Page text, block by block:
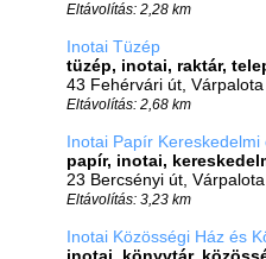
Eltávolítás: 2,28 km
Inotai Tüzép
tüzép, inotai, raktár,
43 Fehérvári út,
Eltávolítás: 2,68 km
Inotai Papír Kereskedelmi
papír, inotai,
23 Bercsényi út,
Eltávolítás: 3,23 km
Inotai Közösségi Ház és